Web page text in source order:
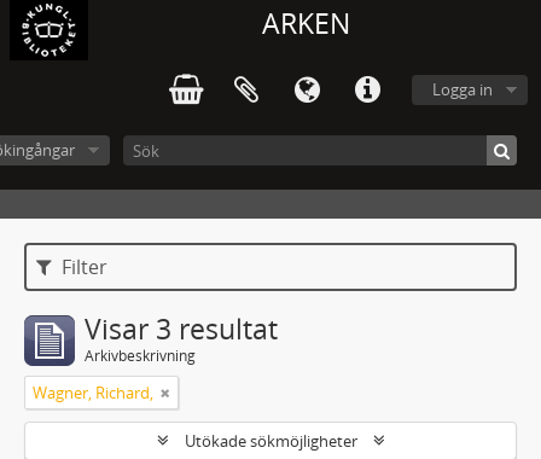
ARKEN
Logga in
Filter
Visar 3 resultat
Arkivbeskrivning
Wagner, Richard,
Utökade sökmöjligheter